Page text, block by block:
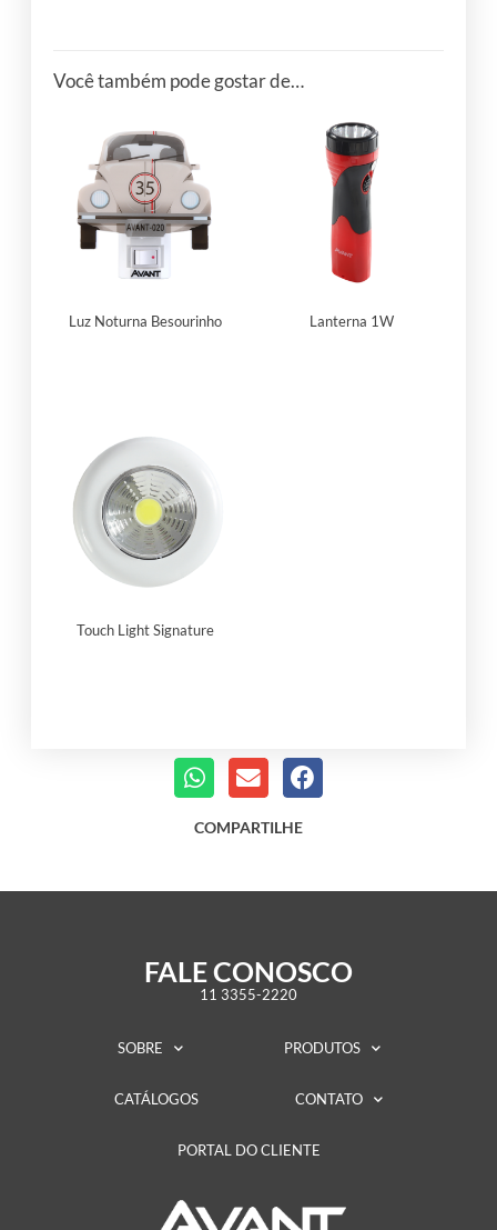
Você também pode gostar de…
Luz Noturna Besourinho Lanterna 1W
Touch Light Signature
COMPARTILHE
FALE CONOSCO
11 3355-2220
SOBRE PRODUTOS
CATÁLOGOS CONTATO
PORTAL DO CLIENTE